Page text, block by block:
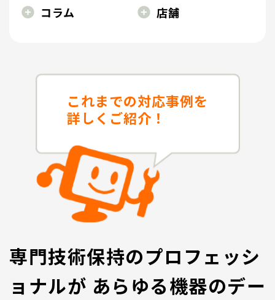
コラム 店舗
これまでの対応事例を
詳しくご紹介！
専門技術保持のプロフェッシ
ョナルが あらゆる機器のデー